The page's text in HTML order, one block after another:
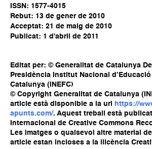
ISSN: 1577-4015
Rebut: 13 de gener de 2010
Acceptat: 21 de maig de 2010
Publicat: 1 d'abril de 2011
Editat per: © Generalitat de Catalunya
Presidència Institut Nacional
Catalunya (INEFC)
© Copyright Generalitat de Catalunya
article està disponible a la url
https://
apunts.com/. Aquest treball està
Internacional de Creative Commons
Les imatges o qualsevol altre material
article estan incloses a la llicència